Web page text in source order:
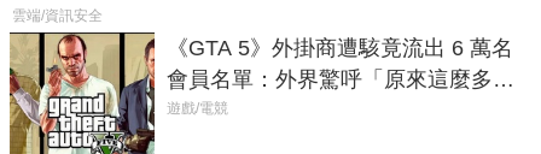
雲端/資訊安全
《GTA 5》外掛商遭駭竟流出 6 萬名
會員名單：外界驚呼「原來這麼多人
在開掛！」
遊戲/電競